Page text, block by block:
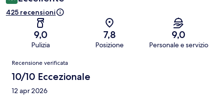
425 recensioni
9,0
Pulizia
7,8
Posizione
9,0
Personale e servizio
Recensioni
Recensione verificata
10/10 Eccezionale
12 apr 2026